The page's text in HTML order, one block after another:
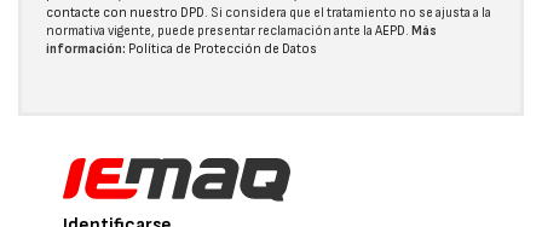
contacte con nuestro DPD. Si considera que el tratamiento no se ajusta a la
normativa vigente, puede presentar reclamación ante la AEPD. Más
información: Política de Protección de Datos